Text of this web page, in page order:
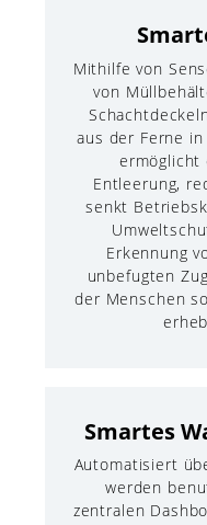
Mithilfe von
von
aus der Ferne
ermöglicht
Entleerung,
senkt
Erkennung
unbefugten
der Menschen
Smartes
Automatisiert
werden
zentralen